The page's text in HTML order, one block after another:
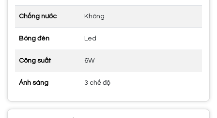
Chống nước Không
Bóng đèn Led
Công suất 6W
Ánh sáng 3 chế độ